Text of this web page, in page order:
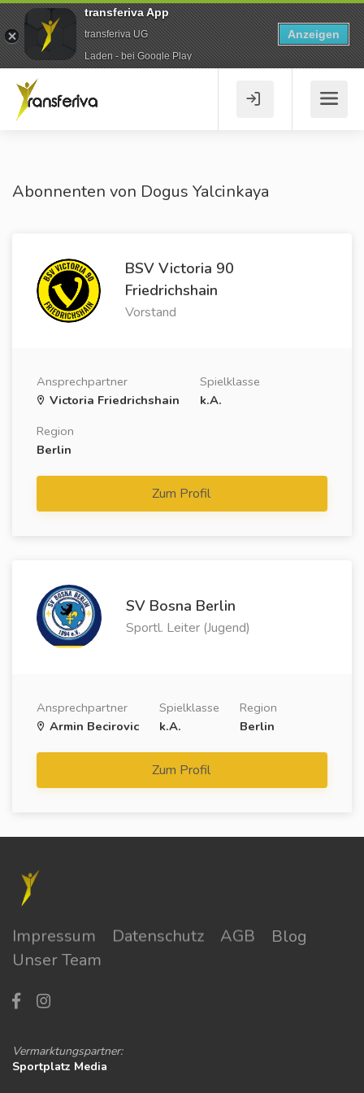
Abonnenten von Dogus Yalcinkaya
BSV Victoria 90
Friedrichshain
Vorstand
Ansprechpartner
Victoria Friedrichshain
Spielklasse
k.A.
Region
Berlin
Zum Profil
SV Bosna Berlin
Sportl. Leiter (Jugend)
Ansprechpartner
Armin Becirovic
Spielklasse
k.A.
Region
Berlin
Zum Profil
Impressum Datenschutz AGB
Blog
Unser Team
Vermarktungspartner:
Sportplatz Media
transferiva App
transferiva UG
Laden - bei Google Play
Anzeigen